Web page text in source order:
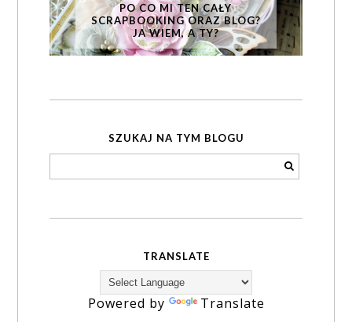
PO CO MI TEN CAŁY
SCRAPBOOKING ORAZ BLOG?
JA WIEM, A TY?
SZUKAJ NA TYM BLOGU
TRANSLATE
Powered by Translate